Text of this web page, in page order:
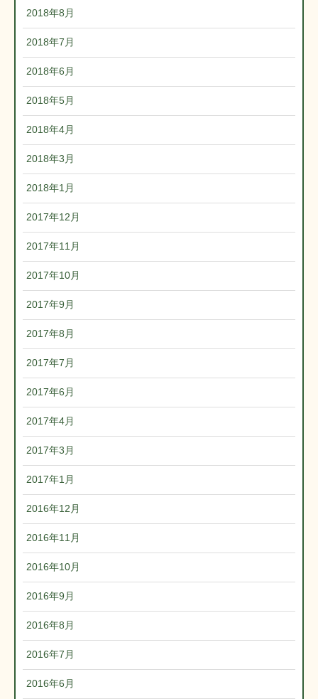
2018年8月
2018年7月
2018年6月
2018年5月
2018年4月
2018年3月
2018年1月
2017年12月
2017年11月
2017年10月
2017年9月
2017年8月
2017年7月
2017年6月
2017年4月
2017年3月
2017年1月
2016年12月
2016年11月
2016年10月
2016年9月
2016年8月
2016年7月
2016年6月